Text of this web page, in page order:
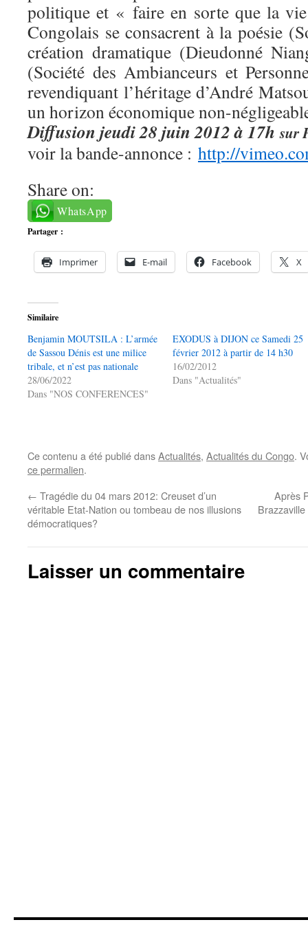
politique et « faire en sorte que la
Congolais se consacrent à la poésie
création dramatique (Dieudonné
(Société des Ambianceurs et
revendiquant l’héritage d’André
un horizon économique non-
Diffusion jeudi 28 juin 2012 à 17h sur
voir la bande-annonce : http://
Share on:
WhatsApp
Partager :
Imprimer E-mail Facebook X
Similaire
Benjamin MOUTSILA : L’armée
de Sassou Dénis est une milice
tribale, et n’est pas nationale
28/06/2022
Dans "NOS CONFERENCES"
EXODUS à DIJON ce Samedi 25
février 2012 à partir de 14 h30
16/02/2012
Dans "Actualités"
Ce contenu a été publié dansActualités, Actualités du Congo.
ce permalien.
← Tragédie du 04 mars 2012: Creuset d’un
véritable Etat-Nation ou tombeau de nos illusions
démocratiques?
Après
Laisser un commentaire